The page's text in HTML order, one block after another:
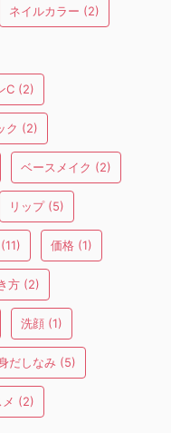
ネイルカラー (2)
C (2)
ク (2)
ベースメイク (2)
リップ(5)
(11) 価格 (1)
方 (2)
洗顔 (1)
だしなみ (5)
(2)